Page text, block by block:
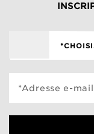
*Adresse e-mail